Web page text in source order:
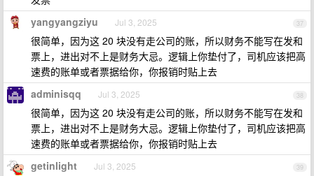
37
yangyangziyu Jul 3, 2025
很简单，因为这 20 块没有走公司的账，所以财务不能写在发和
票上，进出对不上是财务大忌。逻辑上你垫付了，司机应该把高
速费的账单或者票据给你，你报销时贴上去
38
adminisqq Jul 3, 2025
很简单，因为这 20 块没有走公司的账，所以财务不能写在发和
票上，进出对不上是财务大忌。逻辑上你垫付了，司机应该把高
速费的账单或者票据给你，你报销时贴上去
39
getinlight Jul 3, 2025